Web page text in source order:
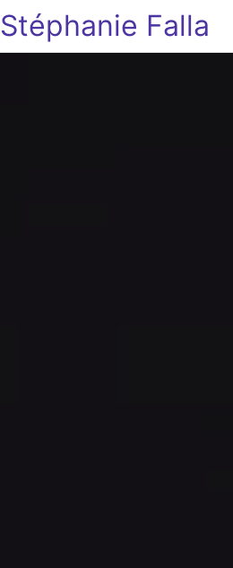
Stéphanie Falla